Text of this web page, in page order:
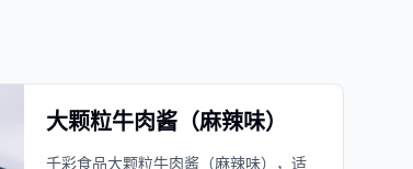
大颗粒牛肉酱（麻辣味）
千彩食品大颗粒牛肉酱（麻辣味），适